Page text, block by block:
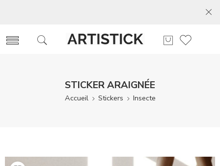
STICKER ARAIGNÉE
Accueil Stickers Insecte